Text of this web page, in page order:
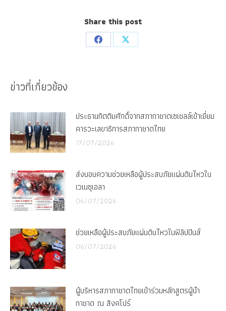
Share this post
Share
Share
ข่าวที่เกี่ยวข้อง
ประธานกิตติมศักดิ์จากสภากาชาดเซเชลล์เข้าเยี่ยม
คารวะเลขาธิการสภากาชาดไทย
17/07/2026
ส่งมอบความช่วยเหลือผู้ประสบภัยแผ่นดินไหวใน
เวเนซุเอลา
06/07/2026
ช่วยเหลือผู้ประสบภัยแผ่นดินไหวในฟิลิปปินส์
06/07/2026
ผู้บริหารสภากาชาดไทยเข้าร่วมหลักสูตรผู้นำ
กาชาด ณ สิงคโปร์